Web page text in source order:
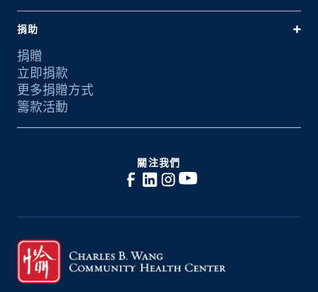
捐助
捐贈
立即捐款
更多捐贈方式
籌款活動
關注我們